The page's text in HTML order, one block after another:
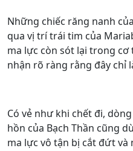
Những chiếc răng nanh
qua vị trí trái tim của
ma lực còn sót lại trong cơ
nhận rõ ràng rằng đây chỉ
Có vẻ như khi chết đi,
hồn của Bạch Thần cũng
ma lực vô tận bị cắt đứt và